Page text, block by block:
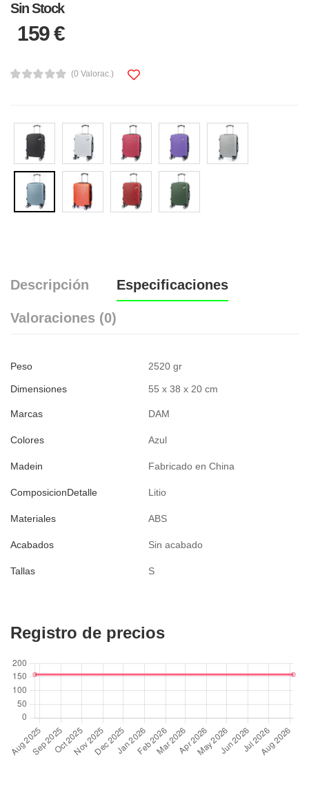
Sin Stock
159 €
(0 Valorac.)
Descripción Especificaciones
Valoraciones (0)
Peso 2520 gr
Dimensiones 55 x 38 x 20 cm
Marcas DAM
Colores Azul
Madein Fabricado en China
ComposicionDetalle Litio
Materiales ABS
Acabados Sin acabado
Tallas S
Registro de precios